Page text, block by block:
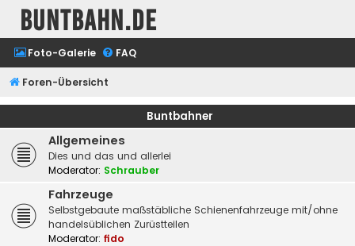
buntbahn.de
Foto-Galerie FAQ
Foren-Übersicht
Buntbahner
Allgemeines
Dies und das und allerlei
Moderator: Schrauber
Fahrzeuge
Selbstgebaute maßstäbliche Schienenfahrzeuge mit/ohne
handelsüblichen Zurüstteilen
Moderator: fido